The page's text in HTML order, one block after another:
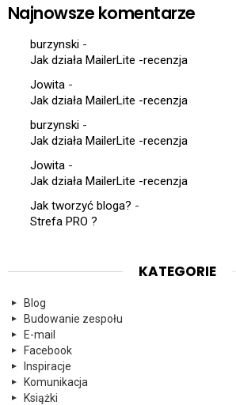
Najnowsze komentarze
burzynski -
Jak działa MailerLite -recenzja
Jowita -
Jak działa MailerLite -recenzja
burzynski -
Jak działa MailerLite -recenzja
Jowita -
Jak działa MailerLite -recenzja
Jak tworzyć bloga? -
Strefa PRO ?
KATEGORIE
Blog
Budowanie zespołu
E-mail
Facebook
Inspiracje
Komunikacja
Książki